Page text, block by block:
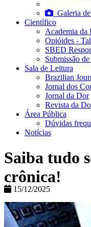
Galeria
Científico
Academia da
Opióides -
SBED
Submissão
Sala de Leitura
Brazilian
Jornal dos
Jornal da Dor
Revista da
Área Pública
Dúvidas
Notícias
Saiba tudo
crônica!
15/12/2025